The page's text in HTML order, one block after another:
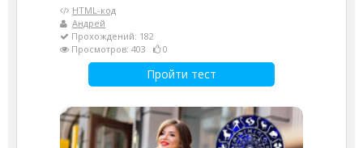
HTML-код
Андрей
Прохождений: 182
Просмотров: 403
0
Пройти тест